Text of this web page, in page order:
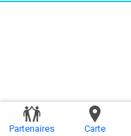
Partenaires Carte